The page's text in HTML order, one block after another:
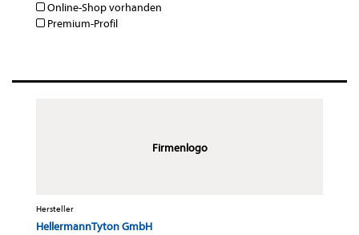
Online-Shop vorhanden
Premium-Profil
Firmenlogo
Hersteller
HellermannTyton GmbH